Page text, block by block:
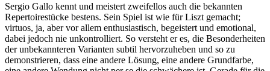
Sergio Gallo kennt und meistert zweifellos auch die bekannten
Repertoirestücke bestens. Sein Spiel ist wie für Liszt gemacht;
virtuos, ja, aber vor allem enthusiastisch, begeistert und emotional,
dabei jedoch nie unkontrolliert. So versteht er es, die Besonderheiten
der unbekannteren Varianten subtil hervorzuheben und so zu
demonstrieren, dass eine andere Lösung, eine andere Grundfarbe,